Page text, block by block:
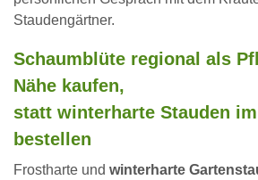
Staudengärtner.
Schaumblüte regional als
Nähe kaufen,
statt winterharte Stauden
bestellen
Frostharte und winterharte